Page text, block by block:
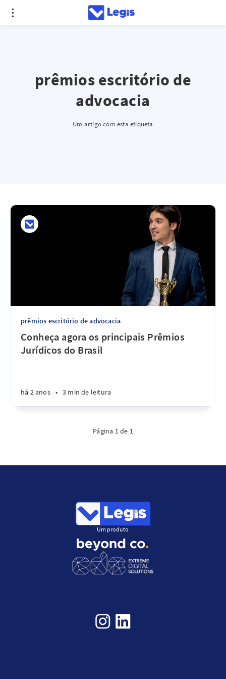
prêmios escritório de
advocacia
Um artigo com esta etiqueta
prêmios escritório de advocacia
Conheça agora os principais Prêmios
Jurídicos do Brasil
há 2 anos • 3 min de leitura
Página 1 de 1
Um produto